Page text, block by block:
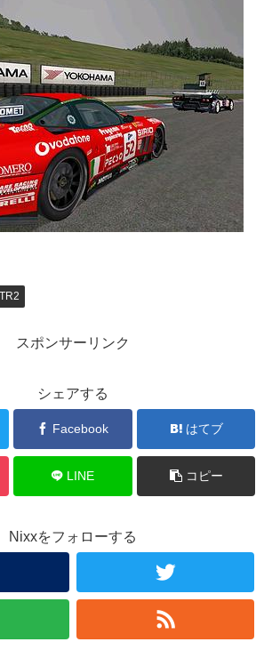
スポンサーリンク
シェアする
Facebook はてブ
LINE コピー
Nixxをフォローする